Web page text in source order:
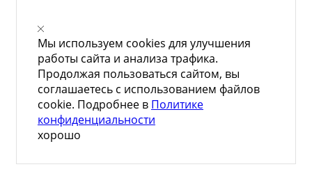
Мы используем cookies для улучшения
работы сайта и анализа трафика.
Продолжая пользоваться сайтом, вы
соглашаетесь с использованием файлов
cookie. Подробнее в Политике
конфиденциальности
хорошо